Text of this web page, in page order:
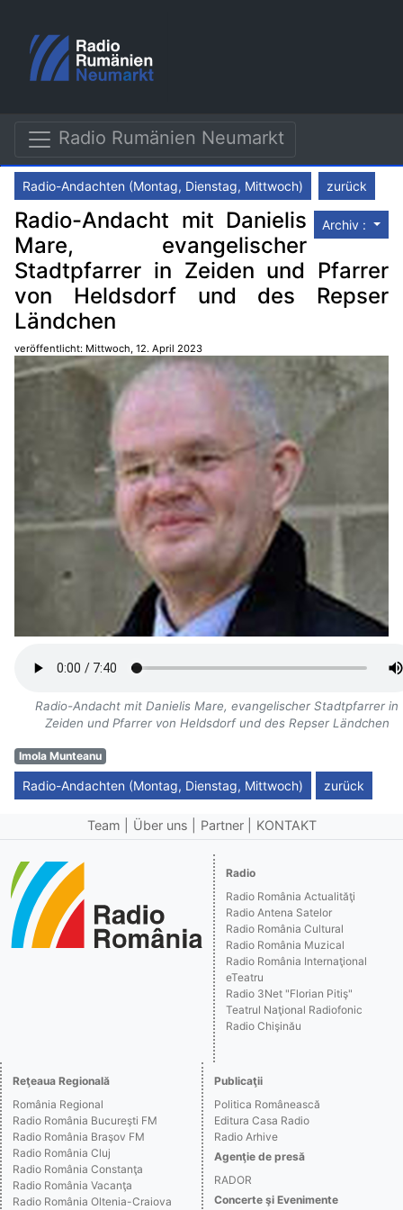
Radio Rumänien Neumarkt
Radio-Andachten (Montag, Dienstag, Mittwoch) zurück
Archiv :
Radio-Andacht mit Danielis
Mare, evangelischer
Stadtpfarrer in Zeiden und Pfarrer
von Heldsdorf und des Repser
Ländchen
veröffentlicht: Mittwoch, 12. April 2023
Radio-Andacht mit Danielis Mare, evangelischer Stadtpfarrer in
Zeiden und Pfarrer von Heldsdorf und des Repser Ländchen
Imola Munteanu
Radio-Andachten (Montag, Dienstag, Mittwoch) zurück
Team Über uns Partner KONTAKT
Radio
Radio România Actualităţi
Radio Antena Satelor
Radio România Cultural
Radio România Muzical
Radio România Internaţional
eTeatru
Radio 3Net "Florian Pitiş"
Teatrul Naţional Radiofonic
Radio Chişinău
Reţeaua Regională
România Regional
Radio România Bucureşti FM
Radio România Braşov FM
Radio România Cluj
Radio România Constanţa
Radio România Vacanţa
Radio România Oltenia-Craiova
Publicaţii
Politica Românească
Editura Casa Radio
Radio Arhive
Agenţie de presă
RADOR
Concerte şi Evenimente